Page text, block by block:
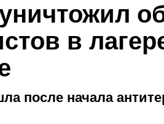
в
после начала